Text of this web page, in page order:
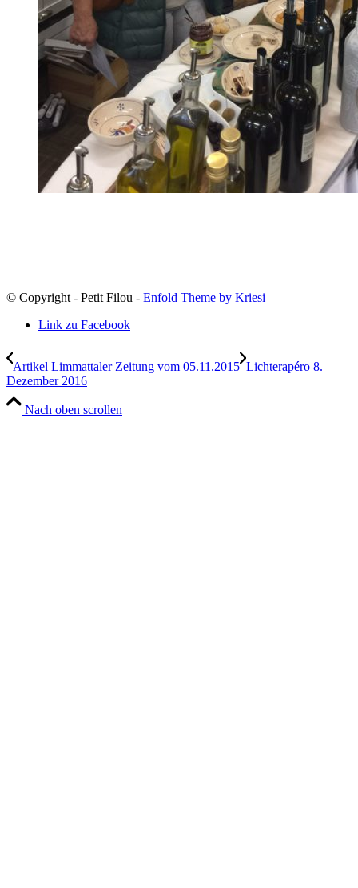
© Copyright - Petit Filou - Enfold Theme by Kriesi
Link zu Facebook
Artikel Limmattaler Zeitung vom 05.11.2015 Lichterapéro 8.
Dezember 2016
Nach oben scrollen